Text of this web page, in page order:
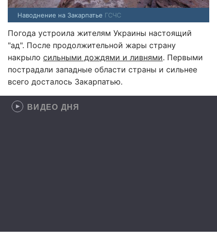
Наводнение на Закарпатье ГСЧС
Погода устроила жителям Украины настоящий
"ад". После продолжительной жары страну
накрыло сильными дождями и ливнями. Первыми
пострадали западные области страны и сильнее
всего досталось Закарпатью.
ВИДЕО ДНЯ